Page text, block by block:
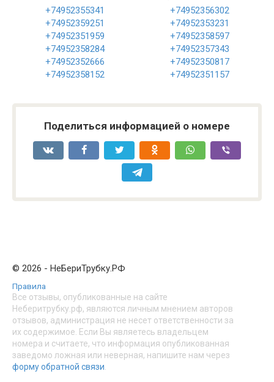
+74952355341
+74952356302
+74952359251
+74952353231
+74952351959
+74952358597
+74952358284
+74952357343
+74952352666
+74952350817
+74952358152
+74952351157
Поделиться информацией о номере
© 2026 - НеБериТрубку.РФ
Правила
Все отзывы, опубликованные на сайте
Неберитрубку.рф, являются личным мнением авторов
отзывов, администрация не несет ответственности за
их содержимое. Если Вы являетесь владельцем
номера и считаете, что информация опубликованная
заведомо ложная или неверная, напишите нам через
форму обратной связи